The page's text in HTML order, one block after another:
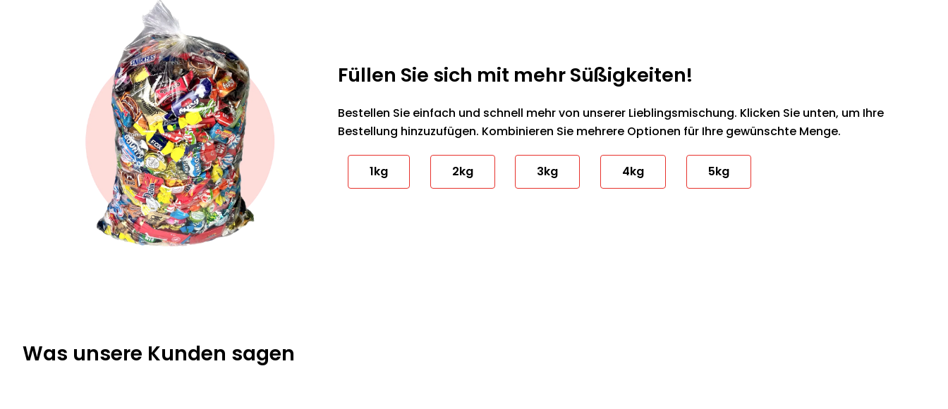
Füllen Sie sich mit mehr Süßigkeiten!
Bestellen Sie einfach und schnell mehr von unserer Lieblingsmischung. Klicken Sie unten, um Ihre
Bestellung hinzuzufügen. Kombinieren Sie mehrere Optionen für Ihre gewünschte Menge.
1kg 2kg 3kg 4kg 5kg
Was unsere Kunden sagen